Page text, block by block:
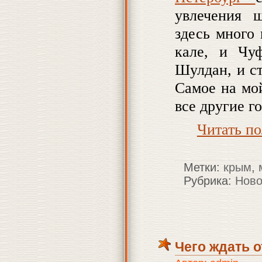
увлечения
здесь
кале, и
Шулдан, и
Самое на
все другие
Читать
Метки: крым,
Рубрика:
Чего ждать